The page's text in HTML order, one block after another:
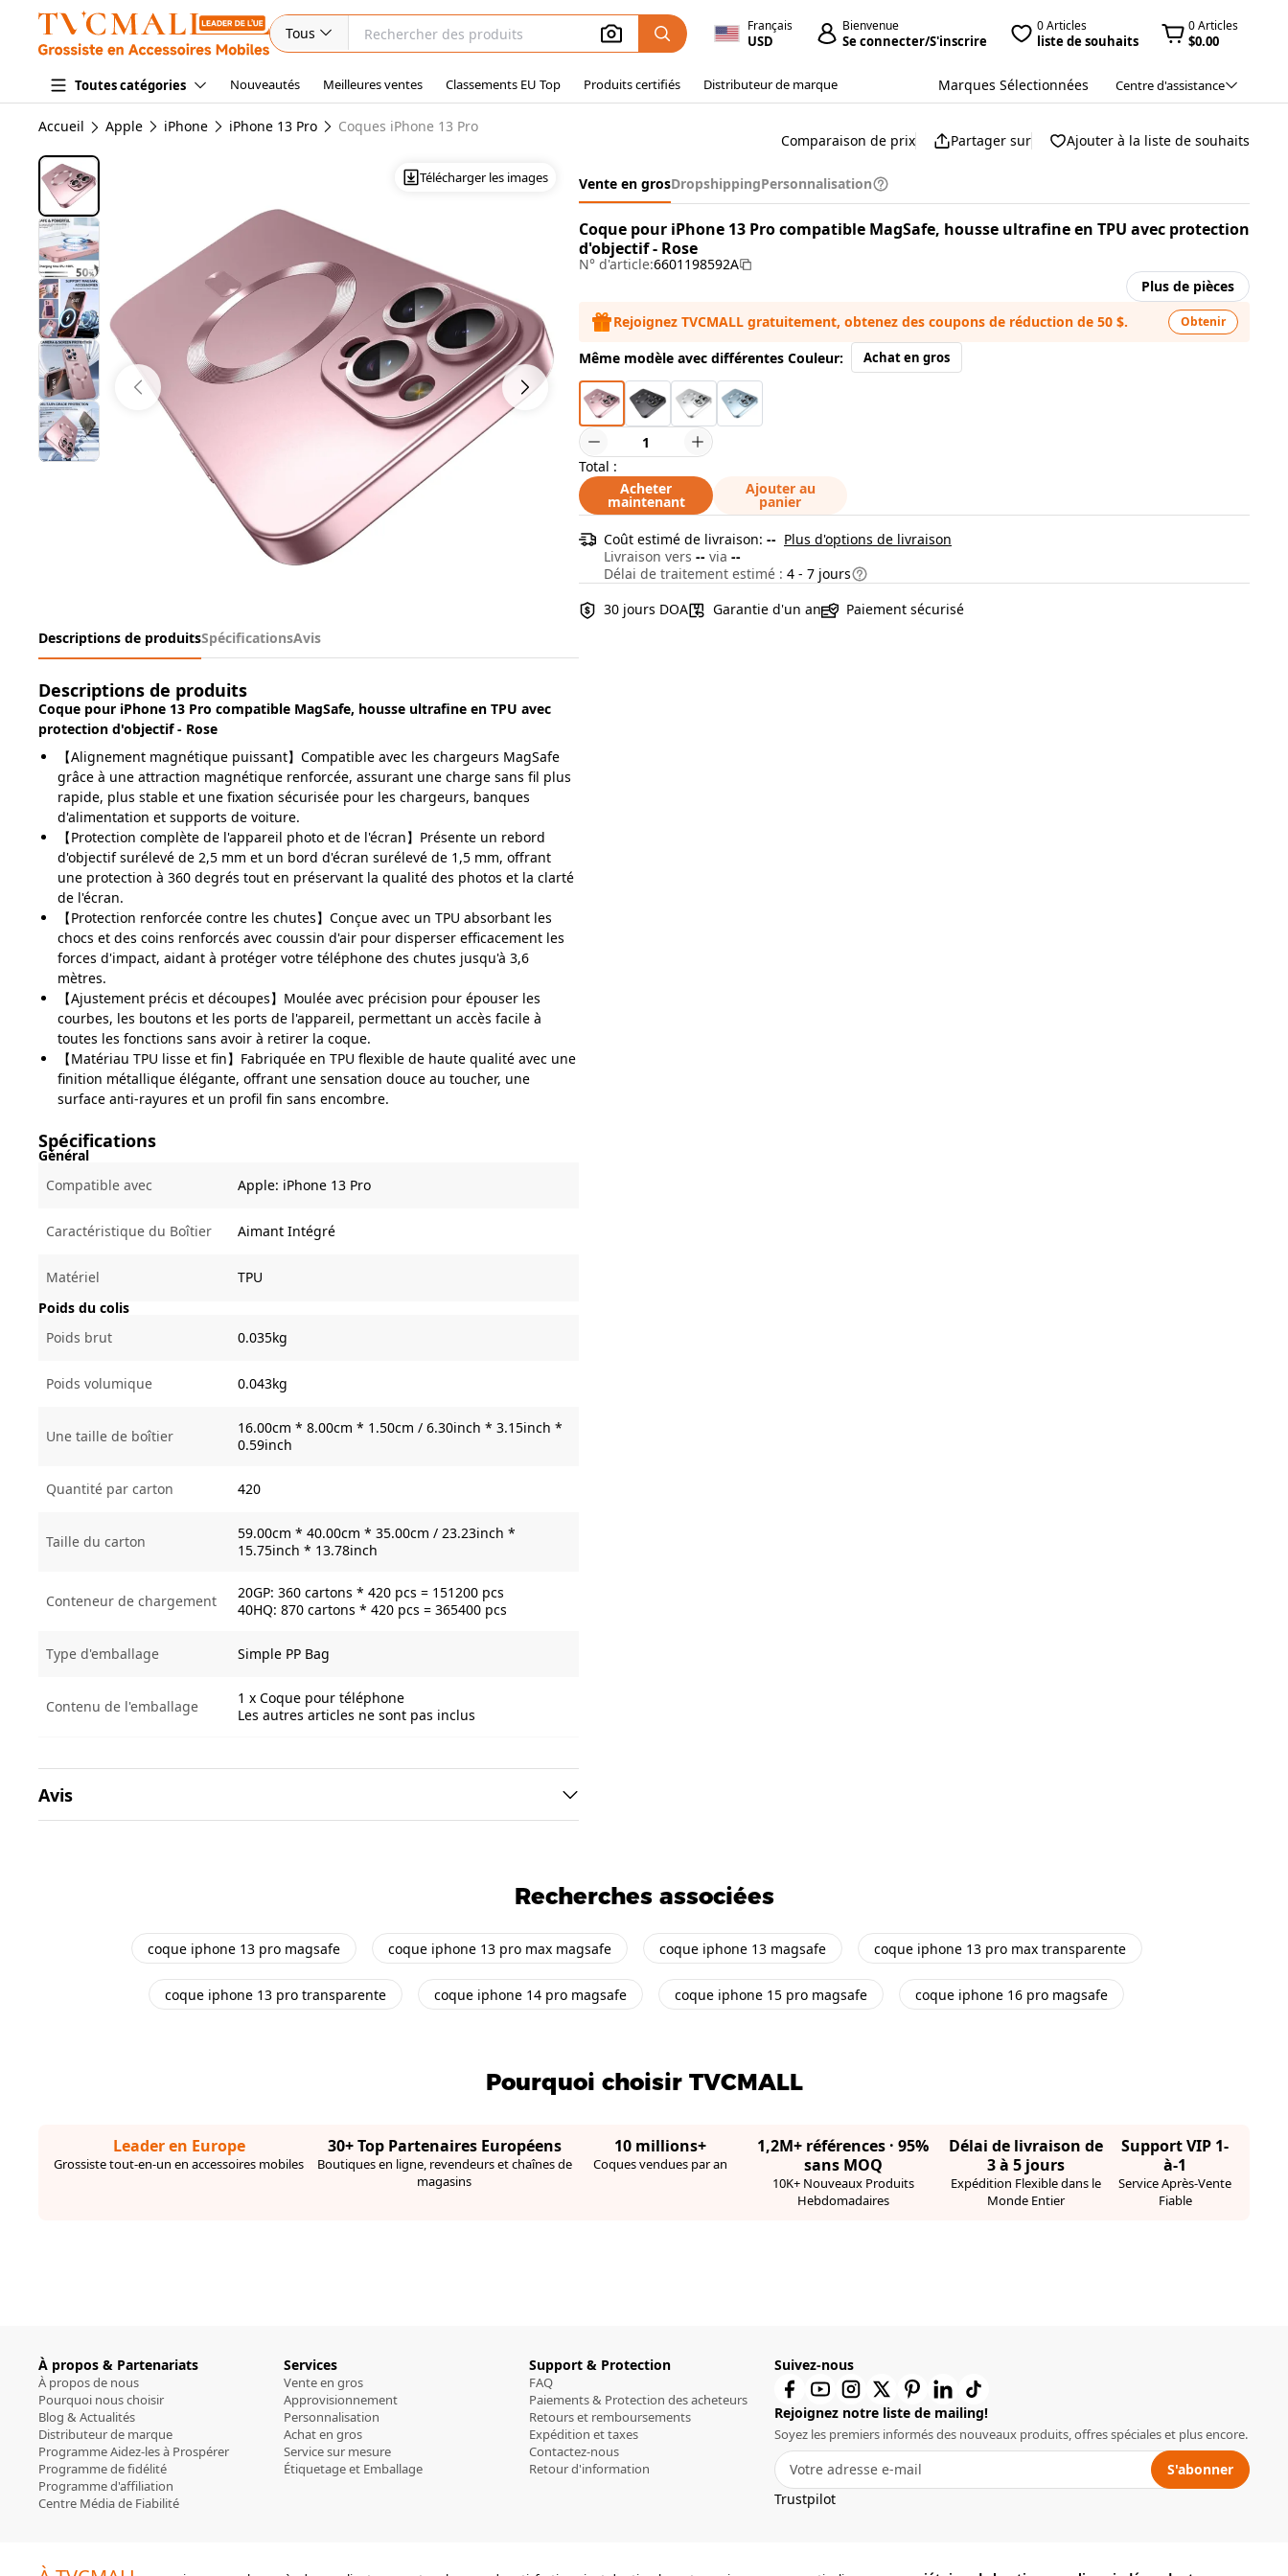
Tous Français
USD
Bienvenue
Se connecter/S'inscrire
0 Articles
liste de souhaits
0 Articles
$0.00
Toutes catégories Nouveautés Meilleures ventes Classements EU Top Produits certifiés Distributeur de marque Marques Sélectionnées Centre d'assistance
Accueil Apple iPhone iPhone 13 Pro Coques iPhone 13 Pro
Télécharger les images
Descriptions de produitsSpécificationsAvis
Descriptions de produits
Coque pour iPhone 13 Pro compatible MagSafe, housse ultrafine en TPU avec
protection d'objectif - Rose
【Alignement magnétique puissant】Compatible avec les chargeurs MagSafe
grâce à une attraction magnétique renforcée, assurant une charge sans fil plus
rapide, plus stable et une fixation sécurisée pour les chargeurs, banques
d'alimentation et supports de voiture.
【Protection complète de l'appareil photo et de l'écran】Présente un rebord
d'objectif surélevé de 2,5 mm et un bord d'écran surélevé de 1,5 mm, offrant
une protection à 360 degrés tout en préservant la qualité des photos et la clarté
de l'écran.
【Protection renforcée contre les chutes】Conçue avec un TPU absorbant les
chocs et des coins renforcés avec coussin d'air pour disperser efficacement les
forces d'impact, aidant à protéger votre téléphone des chutes jusqu'à 3,6
mètres.
【Ajustement précis et découpes】Moulée avec précision pour épouser les
courbes, les boutons et les ports de l'appareil, permettant un accès facile à
toutes les fonctions sans avoir à retirer la coque.
【Matériau TPU lisse et fin】Fabriquée en TPU flexible de haute qualité avec une
finition métallique élégante, offrant une sensation douce au toucher, une
surface anti-rayures et un profil fin sans encombre.
Spécifications
Général
Compatible avec
Apple: iPhone 13 Pro
Caractéristique du Boîtier Aimant Intégré
Matériel
TPU
Poids du colis
Poids brut
0.035kg
Poids volumique 0.043kg
Une taille de boîtier
16.00cm * 8.00cm * 1.50cm / 6.30inch * 3.15inch *
0.59inch
Quantité par carton 420
Taille du carton
59.00cm * 40.00cm * 35.00cm / 23.23inch *
15.75inch * 13.78inch
Conteneur de chargement
20GP: 360 cartons * 420 pcs = 151200 pcs
40HQ: 870 cartons * 420 pcs = 365400 pcs
Type d'emballage Simple PP Bag
Contenu de l'emballage
1 x Coque pour téléphone
Les autres articles ne sont pas inclus
Avis
Comparaison de prix Partager sur Ajouter à la liste de souhaits
Vente en grosDropshippingPersonnalisation
Coque pour iPhone 13 Pro compatible MagSafe, housse ultrafine en TPU avec protection
d'objectif - Rose
N° d'article:6601198592A
Plus de pièces
Rejoignez TVCMALL gratuitement, obtenez des coupons de réduction de 50 $.
Obtenir
Même modèle avec différentes Couleur: Achat en gros
Total :
Acheter
maintenant
Ajouter au
panier
Coût estimé de livraison: -- Plus d'options de livraison
Livraison vers -- via --
Délai de traitement estimé : 4 - 7 jours
30 jours DOA
Garantie d'un an Paiement sécurisé
Recherches associées
coque iphone 13 pro magsafe coque iphone 13 pro max magsafe coque iphone 13 magsafe coque iphone 13 pro max transparente
coque iphone 13 pro transparente coque iphone 14 pro magsafe coque iphone 15 pro magsafe coque iphone 16 pro magsafe
Pourquoi choisir TVCMALL
Leader en Europe
Grossiste tout-en-un en accessoires mobiles
30+ Top Partenaires Européens
Boutiques en ligne, revendeurs et chaînes de
magasins
10 millions+
Coques vendues par an
1,2M+ références · 95%
sans MOQ
10K+ Nouveaux Produits
Hebdomadaires
Délai de livraison de
3 à 5 jours
Expédition Flexible dans le
Monde Entier
Support VIP 1-
à-1
Service Après-Vente
Fiable
À propos & Partenariats
À propos de nous
Pourquoi nous choisir
Blog & Actualités
Distributeur de marque
Programme Aidez-les à Prospérer
Programme de fidélité
Programme d'affiliation
Centre Média de Fiabilité
Services
Vente en gros
Approvisionnement
Personnalisation
Achat en gros
Service sur mesure
Étiquetage et Emballage
Support & Protection
FAQ
Paiements & Protection des acheteurs
Retours et remboursements
Expédition et taxes
Contactez-nous
Retour d'information
Suivez-nous
Rejoignez notre liste de mailing!
Soyez les premiers informés des nouveaux produits, offres spéciales et plus encore.
S'abonner
Trustpilot